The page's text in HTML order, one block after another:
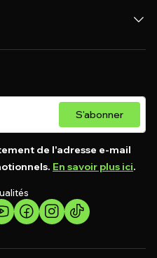
S'abonner
de l'adresse e-mail
En savoir plus ici.